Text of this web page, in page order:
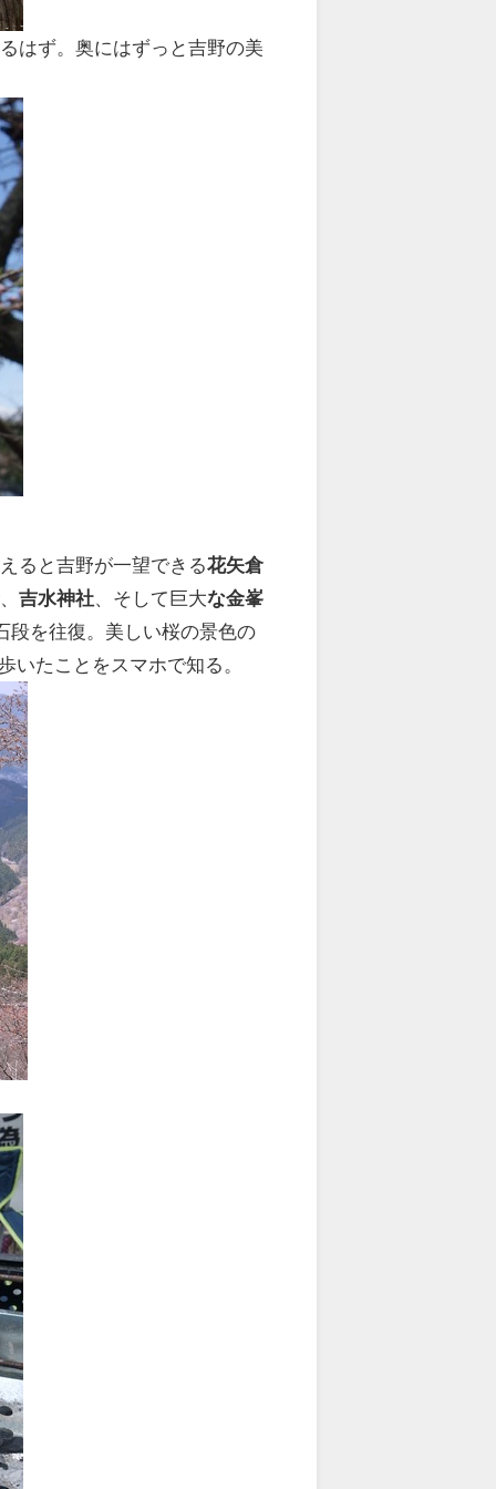
はず。奥にはずっと吉野の美
ると吉野が一望できる花矢倉
、吉水神社 、そして巨大な金峯
段を往復。美しい桜の景色の
いたことをスマホで知る。